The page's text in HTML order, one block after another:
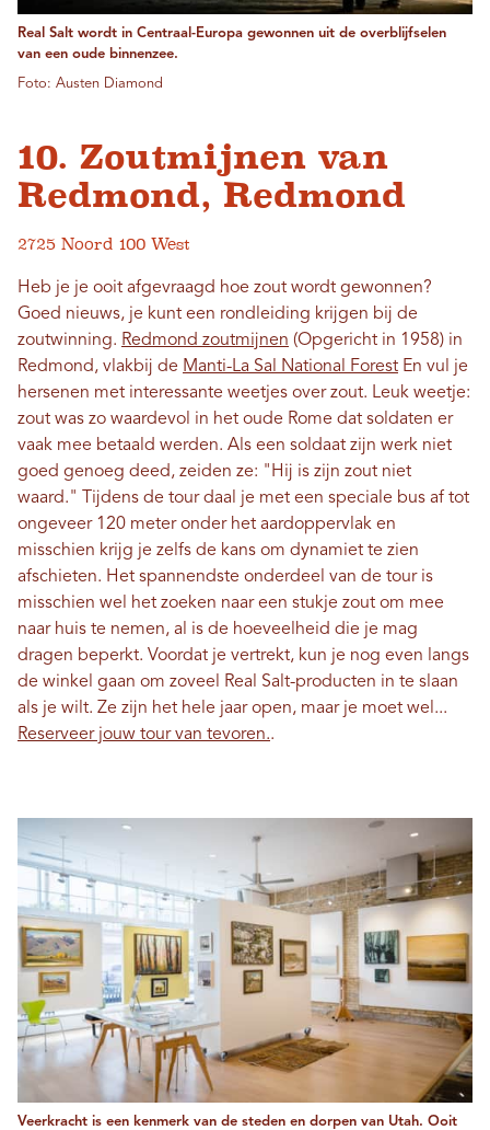
Real Salt wordt in Centraal-Europa gewonnen uit de overblijfselen
van een oude binnenzee.
Foto: Austen Diamond
10. Zoutmijnen van
Redmond, Redmond
2725 Noord 100 West
Heb je je ooit afgevraagd hoe zout wordt gewonnen?
Goed nieuws, je kunt een rondleiding krijgen bij de
zoutwinning. Redmond zoutmijnen (Opgericht in 1958) in
Redmond, vlakbij de Manti-La Sal National Forest En vul je
hersenen met interessante weetjes over zout. Leuk weetje:
zout was zo waardevol in het oude Rome dat soldaten er
vaak mee betaald werden. Als een soldaat zijn werk niet
goed genoeg deed, zeiden ze: "Hij is zijn zout niet
waard." Tijdens de tour daal je met een speciale bus af tot
ongeveer 120 meter onder het aardoppervlak en
misschien krijg je zelfs de kans om dynamiet te zien
afschieten. Het spannendste onderdeel van de tour is
misschien wel het zoeken naar een stukje zout om mee
naar huis te nemen, al is de hoeveelheid die je mag
dragen beperkt. Voordat je vertrekt, kun je nog even langs
de winkel gaan om zoveel Real Salt-producten in te slaan
als je wilt. Ze zijn het hele jaar open, maar je moet wel...
Reserveer jouw tour van tevoren..
Veerkracht is een kenmerk van de steden en dorpen van Utah. Ooit